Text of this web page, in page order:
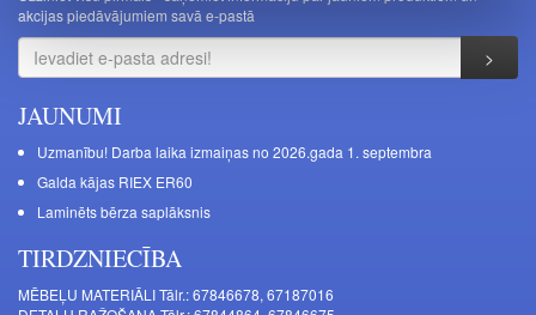
akcijas piedāvājumiem savā e-pastā
JAUNUMI
Uzmanību! Darba laika izmaiņas no 2026.gada 1. septembra
Galda kājas RIEX ER60
Laminēts bērza saplāksnis
TIRDZNIECĪBA
MĒBEĻU MATERIĀLI Tālr.: 67846678, 67187016